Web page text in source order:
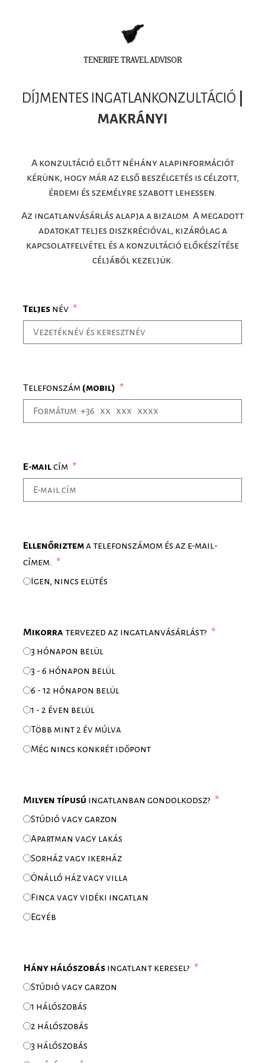
TENERIFE TRAVEL ADVISOR
DÍJMENTES INGATLANKONZULTÁCIÓ
MAKRÁNYI
A konzultáció előtt néhány alapinformációt
kérünk, hogy már az első beszélgetés is célzott,
érdemi és személyre szabott lehessen.
Az ingatlanvásárlás alapja a bizalom. A megadott
adatokat teljes diszkrécióval, kizárólag a
kapcsolatfelvétel és a konzultáció előkészítése
céljából kezeljük.
Teljes név
Telefonszám (mobil)
E-mailcím
Ellenőriztem a telefonszámom és az e-mail-
címem.
Igen, nincs elütés
Mikorra tervezed az ingatlanvásárlást?
3 hónapon belül
3 - 6 hónapon belül
6 - 12 hónapon belül
1 - 2 éven belül
Több mint 2 év múlva
Még nincs konkrét időpont
Milyen típusú ingatlanban gondolkodsz?
Stúdió vagy garzon
Apartman vagy lakás
Sorház vagy ikerház
Önálló ház vagy villa
Finca vagy vidéki ingatlan
Egyéb
Hány hálószobás ingatlant keresel?
Stúdió vagy garzon
1 hálószobás
2 hálószobás
3 hálószobás